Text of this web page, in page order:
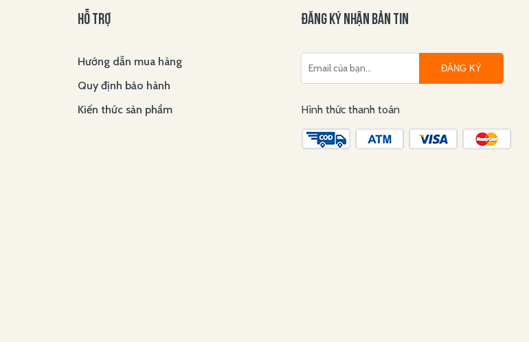
HỖ TRỢ
Hướng dẫn mua hàng
Quy định bảo hành
Kiến thức sản phẩm
ĐĂNG KÝ NHẬN BẢN TIN
ĐĂNG KÝ
Hình thức thanh toán